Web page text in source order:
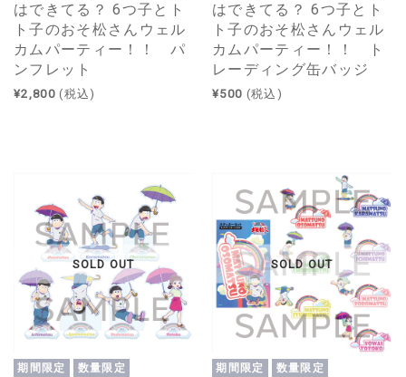
はできてる？ 6つ子とト
ト子のおそ松さんウェル
カムパーティー！！ パ
ンフレット
¥2,800 (税込)
はできてる？ 6つ子とト
ト子のおそ松さんウェル
カムパーティー！！ ト
レーディング缶バッジ
¥500 (税込)
SOLD OUT
期間限定 数量限定
SOLD OUT
期間限定 数量限定